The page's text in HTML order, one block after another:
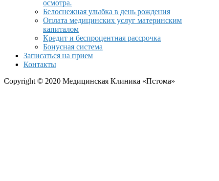
осмотра.
Белоснежная улыбка в день рождения
Оплата медицинских услуг материнским
капиталом
Кредит и беспроцентная рассрочка
Бонусная система
Записаться на прием
Контакты
Copyright © 2020 Медицинская Клиника «Пстома»